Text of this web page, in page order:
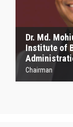
Dr. Md.
Institute of
Chairman